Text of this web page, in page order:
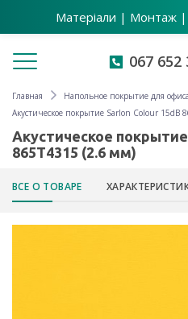
Матеріали | Монтаж |
Toggle navigation 067 652
Главная
Напольное покрытие для офиса
Акустическое покрытие Sarlon Colour 15dB
Акустическое
865T4315 (2.6 мм)
ВСЕ О ТОВАРЕ